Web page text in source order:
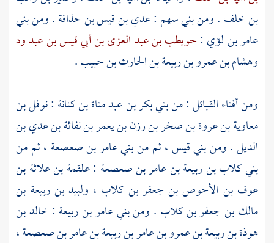
بن خلف. ومنبني سهم :عدي بن قيس بن حذافة. ومنبني
عامر بن لؤي :حويطب بن عبد العزى بن أبي قيس بن عبد ود
وهشام بن عمرو بن ربيعة بن الحارث بن حبيب.
ومن أفناء القبائل : منبني بكر بن عبد مناة بن كنانة :نوفل بن
معاوية بن عروة بن صخر بن رزن بن يعمر بن نفاثة بن عدي بن
الديل. ومنبني قيس، ثم منبني عامر بن صعصعة ، ثم من
بني كلاب بن ربيعة بن عامر بن صعصعة :علقمة بن علاثة بن
عوف بن الأحوص بن جعفر بن كلاب ، ولبيد بن ربيعة بن
مالك بن جعفر بن كلاب . ومنبني عامر بن ربيعة : خالد بن
هوذة بن ربيعة بن عمرو بن عامر بن ربيعة بن عامر بن صعصعة،